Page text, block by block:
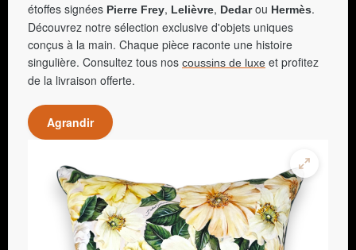
étoffes signées Pierre Frey, Lelièvre, Dedarou Hermès.
Découvrez notre sélection exclusive d'objets uniques
conçus à la main. Chaque pièce raconte une histoire
singulière. Consultez tous nos coussins de luxe et profitez
de la livraison offerte.
Agrandir